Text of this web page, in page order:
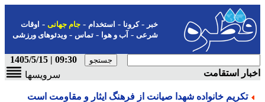
-کرونا-استخدام- جام جهانی-اوقات
شرعی-آب و هوا-تماس-ویدئوهای ورزشی
09:30 | 1405/5/15
استقامت
سرویسها
تکریم خانواده شهدا صیانت از فرهنگ ایثار و مقاومت است